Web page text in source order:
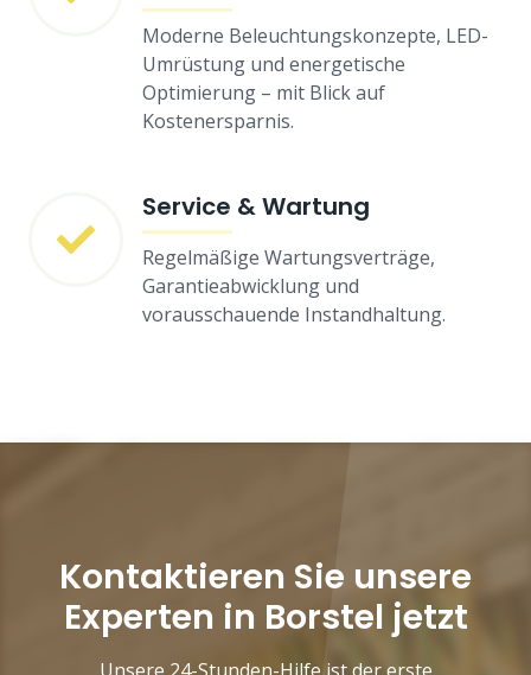
Moderne Beleuchtungskonzepte, LED-
Umrüstung und energetische
Optimierung – mit Blick auf
Kostenersparnis.
Service & Wartung
Regelmäßige Wartungsverträge,
Garantieabwicklung und
vorausschauende Instandhaltung.
Kontaktieren Sie unsere
Experten in Borstel jetzt